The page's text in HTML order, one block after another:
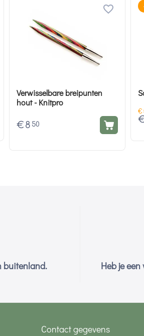
Verwisselbare breipunten
hout - Knitpro
€ 8 50
€
buitenland. Heb je
Contact gegevens